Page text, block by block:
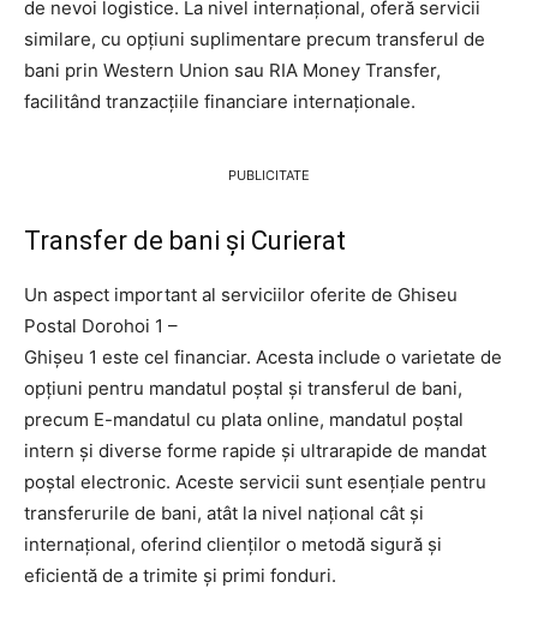
de nevoi logistice. La nivel internațional, oferă servicii
similare, cu opțiuni suplimentare precum transferul de
bani prin Western Union sau RIA Money Transfer,
facilitând tranzacțiile financiare internaționale.
PUBLICITATE
Transfer de bani și Curierat
Un aspect important al serviciilor oferite de Ghiseu
Postal Dorohoi 1 –
Ghişeu 1 este cel financiar. Acesta include o varietate de
opțiuni pentru mandatul poștal și transferul de bani,
precum E-mandatul cu plata online, mandatul poștal
intern și diverse forme rapide și ultrarapide de mandat
poștal electronic. Aceste servicii sunt esențiale pentru
transferurile de bani, atât la nivel național cât și
internațional, oferind clienților o metodă sigură și
eficientă de a trimite și primi fonduri.